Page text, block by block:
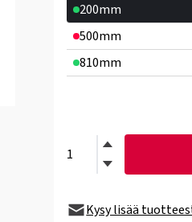
200mm
500mm
810mm
Kysy lisää